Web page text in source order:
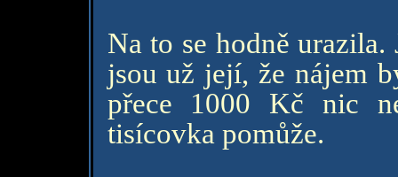
Na to se hodně
jsou už její, že nájem
přece 1000 Kč nic
tisícovka pomůže.